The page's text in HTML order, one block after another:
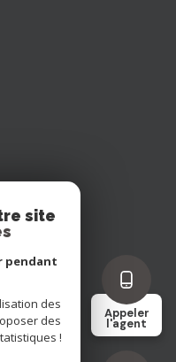
Appeler
l'agent
site
pendant
des
des
!